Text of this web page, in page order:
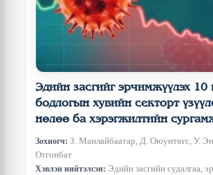
Эдийн засгийг эрчимжүүлэх
бодлогын хувийн секторт
нөлөө ба хэрэгжилтийн
Зохиогч: З. Манлайбаатар, Д. Оюунтөгс, У.
Отгонбат
Хэвлэн нийтэлсэн: Эдийн засгийн судалгаа,